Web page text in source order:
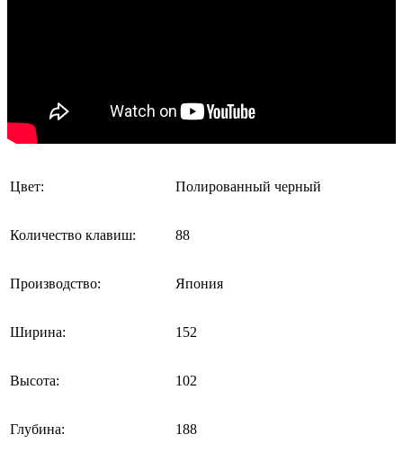
Цвет: Полированный черный
Количество клавиш: 88
Производство: Япония
Ширина: 152
Высота: 102
Глубина: 188